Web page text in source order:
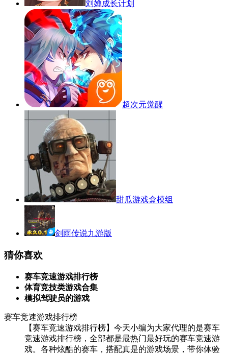
刘婵成长计划
超次元觉醒
甜瓜游戏盒模组
剑雨传说九游版
猜你喜欢
赛车竞速游戏排行榜
体育竞技类游戏合集
模拟驾驶员的游戏
赛车竞速游戏排行榜
【赛车竞速游戏排行榜】今天小编为大家代理的是赛车
竞速游戏排行榜，全部都是最热门最好玩的赛车竞速游
戏。各种炫酷的赛车，搭配真是的游戏场景，带你体验